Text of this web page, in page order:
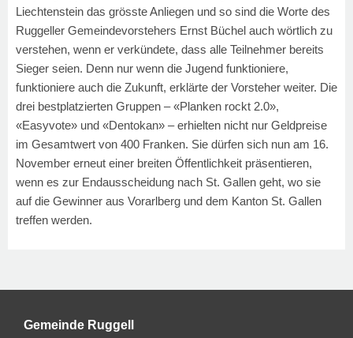
Liechtenstein das grösste Anliegen und so sind die Worte des
Ruggeller Gemeindevorstehers Ernst Büchel auch wörtlich zu
verstehen, wenn er verkündete, dass alle Teilnehmer bereits
Sieger seien. Denn nur wenn die Jugend funktioniere,
funktioniere auch die Zukunft, erklärte der Vorsteher weiter. Die
drei bestplatzierten Gruppen – «Planken rockt 2.0»,
«Easyvote» und «Dentokan» – erhielten nicht nur Geldpreise
im Gesamtwert von 400 Franken. Sie dürfen sich nun am 16.
November erneut einer breiten Öffentlichkeit präsentieren,
wenn es zur Endausscheidung nach St. Gallen geht, wo sie
auf die Gewinner aus Vorarlberg und dem Kanton St. Gallen
treffen werden.
Gemeinde Ruggell